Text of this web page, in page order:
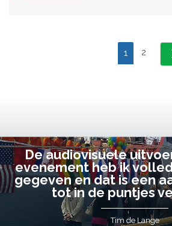
1 2
De audiovisuele
evenement heb ik
gegeven en dat is een
tot in de puntjes
Tim de Lange